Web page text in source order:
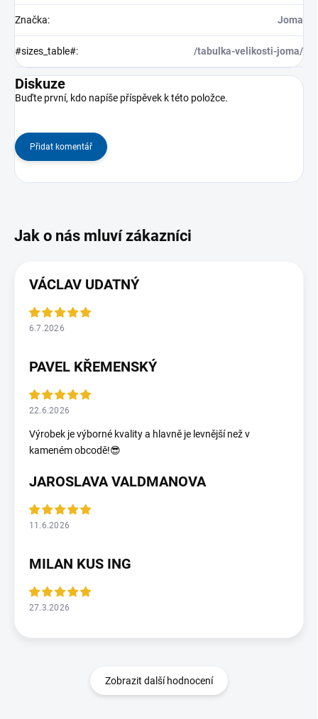
Značka: Joma
#sizes_table#: /tabulka-velikosti-joma/
Diskuze
Buďte první, kdo napíše příspěvek k této položce.
Přidat komentář
VÁCLAV UDATNÝ
6.7.2026
PAVEL KŘEMENSKÝ
22.6.2026
Výrobek je výborné kvality a hlavně je levnější než v
kameném obcodě!😎
JAROSLAVA VALDMANOVA
11.6.2026
MILAN KUS ING
27.3.2026
Zobrazit další hodnocení